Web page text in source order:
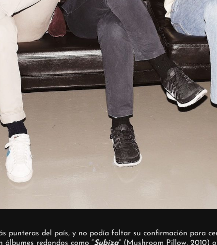
punteras del país, y no podía faltar su confirmación para
álbumes redondos como “Subiza” (Mushroom Pillow, 2010)